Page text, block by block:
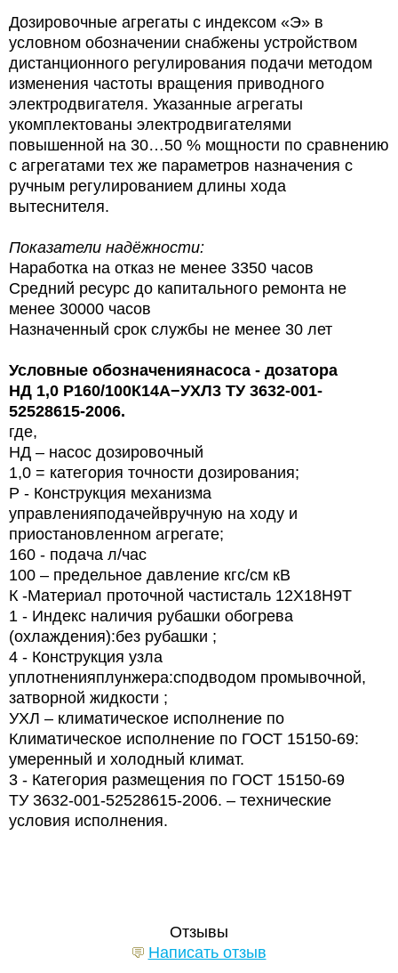
Дозировочные агрегаты с индексом «Э» в
условном обозначении снабжены устройством
дистанционного регулирования подачи методом
изменения частоты вращения приводного
электродвигателя. Указанные агрегаты
укомплектованы электродвигателями
повышенной на 30…50 % мощности по сравнению
с агрегатами тех же параметров назначения с
ручным регулированием длины хода
вытеснителя.
Показатели надёжности:
Наработка на отказ не менее 3350 часов
Средний ресурс до капитального ремонта не
менее 30000 часов
Назначенный срок службы не менее 30 лет
Условные обозначениянасоса - дозатора
НД 1,0 Р160/100К14А−УХЛ3 ТУ 3632-001-
52528615-2006.
где,
НД – насос дозировочный
1,0 = категория точности дозирования;
Р - Конструкция механизма
управленияподачейвручную на ходу и
приостановленном агрегате;
160 - подача л/час
100 – предельное давление кгс/см кВ
К -Материал проточной частисталь 12Х18Н9Т
1 - Индекс наличия рубашки обогрева
(охлаждения):без рубашки ;
4 - Конструкция узла
уплотненияплунжера:сподводом промывочной,
затворной жидкости ;
УХЛ – климатическое исполнение по
Климатическое исполнение по ГОСТ 15150-69:
умеренный и холодный климат.
3 - Категория размещения по ГОСТ 15150-69
ТУ 3632-001-52528615-2006. – технические
условия исполнения.
Отзывы
Написать отзыв